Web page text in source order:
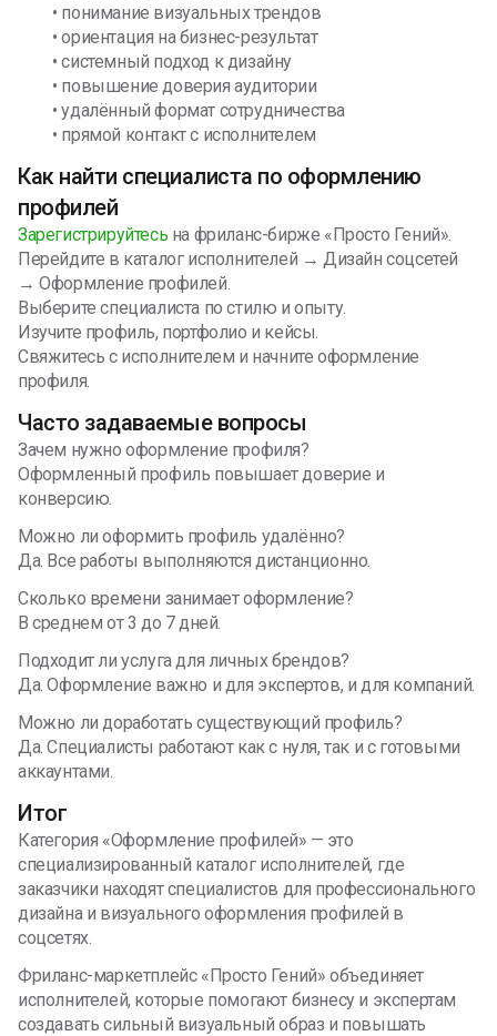
• понимание визуальных трендов
• ориентация на бизнес-результат
• системный подход к дизайну
• повышение доверия аудитории
• удалённый формат сотрудничества
• прямой контакт с исполнителем
Как найти специалиста по оформлению
профилей
Зарегистрируйтесь на фриланс-бирже «Просто Гений».
Перейдите в каталог исполнителей → Дизайн соцсетей
→ Оформление профилей.
Выберите специалиста по стилю и опыту.
Изучите профиль, портфолио и кейсы.
Свяжитесь с исполнителем и начните оформление
профиля.
Часто задаваемые вопросы
Зачем нужно оформление профиля?
Оформленный профиль повышает доверие и
конверсию.
Можно ли оформить профиль удалённо?
Да. Все работы выполняются дистанционно.
Сколько времени занимает оформление?
В среднем от 3 до 7 дней.
Подходит ли услуга для личных брендов?
Да. Оформление важно и для экспертов, и для компаний.
Можно ли доработать существующий профиль?
Да. Специалисты работают как с нуля, так и с готовыми
аккаунтами.
Итог
Категория «Оформление профилей» — это
специализированный каталог исполнителей, где
заказчики находят специалистов для профессионального
дизайна и визуального оформления профилей в
соцсетях.
Фриланс-маркетплейс «Просто Гений» объединяет
исполнителей, которые помогают бизнесу и экспертам
создавать сильный визуальный образ и повышать